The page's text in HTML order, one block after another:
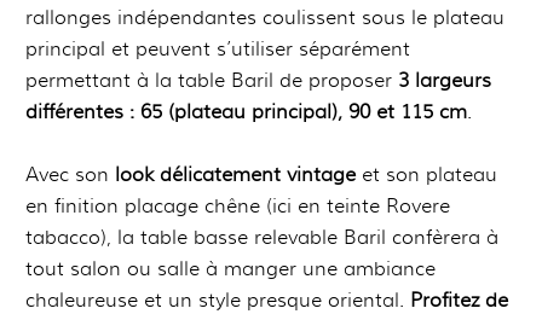
rallonges indépendantes coulissent sous le plateau
principal et peuvent s’utiliser séparément
permettant à la table Baril de proposer 3 largeurs
différentes : 65 (plateau principal), 90 et 115 cm.
Avec son look délicatement vintageet son plateau
en finition placage chêne (ici en teinte Rovere
tabacco), la table basse relevable Baril confèrera à
tout salon ou salle à manger une ambiance
chaleureuse et un style presque oriental. Profitez de